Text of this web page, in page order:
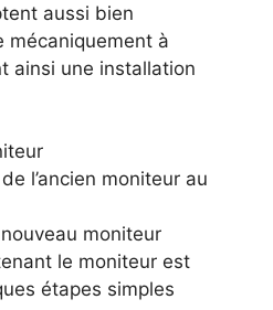
aussi bien
mécaniquement à
ainsi une installation
l’ancien moniteur au
moniteur
le moniteur est
étapes simples